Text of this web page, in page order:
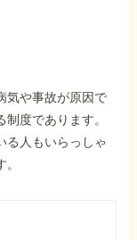
気や事故が原因で
度であります。
る人もいらっしゃ
。